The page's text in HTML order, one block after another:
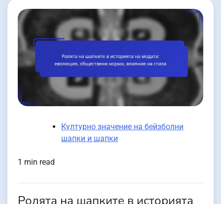
Културно значение на бейзболни
шапки и шапки
1 min read
Ролята на шапките в историята